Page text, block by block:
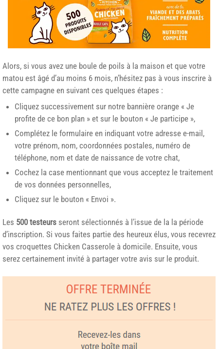
Alors, si vous avez une boule de poils à la maison et que votre
matou est âgé d’au moins 6 mois, n’hésitez pas à vous inscrire à
cette campagne en suivant ces quelques étapes :
Cliquez successivement sur notre bannière orange « Je
profite de ce bon plan » et sur le bouton « Je participe »,
Complétez le formulaire en indiquant votre adresse e-mail,
votre prénom, nom, coordonnées postales, numéro de
téléphone, nom et date de naissance de votre chat,
Cochez la case mentionnant que vous acceptez le traitement
de vos données personnelles,
Cliquez sur le bouton « Envoi ».
Les 500 testeurs seront sélectionnés à l’issue de la la période
d’inscription. Si vous faites partie des heureux élus, vous recevrez
vos croquettes Chicken Casserole à domicile. Ensuite, vous
serez certainement invité à partager votre avis sur le produit.